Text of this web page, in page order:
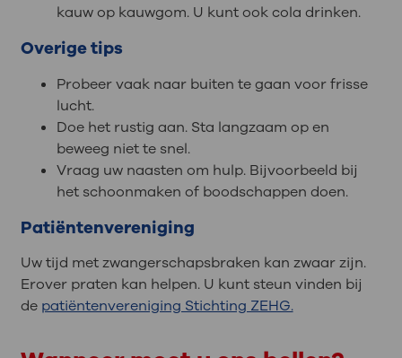
kauw op kauwgom. U kunt ook cola drinken.
Overige tips
Probeer vaak naar buiten te gaan voor frisse
lucht.
Doe het rustig aan. Sta langzaam op en
beweeg niet te snel.
Vraag uw naasten om hulp. Bijvoorbeeld bij
het schoonmaken of boodschappen doen.
Patiëntenvereniging
Uw tijd met zwangerschapsbraken kan zwaar zijn.
Erover praten kan helpen. U kunt steun vinden bij
de patiëntenvereniging Stichting ZEHG.